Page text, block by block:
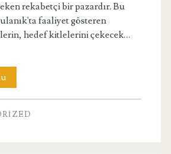
rekabetçi bir pazardır. Bu
faaliyet gösteren
hedef kitlelerini çekecek…
Muş
Bulanık
Kurumsal